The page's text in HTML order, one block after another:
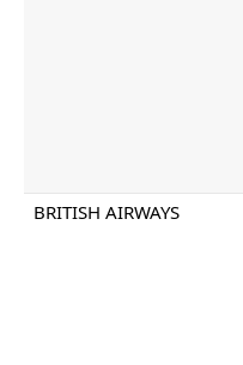
BRITISH AIRWAYS